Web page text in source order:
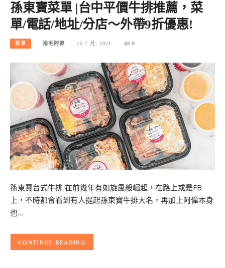
孫東寶菜單 |台中平價牛排推薦，菜
單/電話/地址/分店～外帶9折優惠!
菜單 捲毛阿偉 15 7 月, 2021 0
孫東寶台式牛排 在前幾年有如旋風般崛起，在路上或是FB
上，不時都會看到有人提起孫東寶牛排大名，再加上阿偉本身
也…
CONTINUE READING